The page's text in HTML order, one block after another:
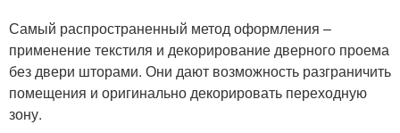
Самый распространенный метод оформления –
применение текстиля и декорирование дверного проема
без двери шторами. Они дают возможность разграничить
помещения и оригинально декорировать переходную
зону.